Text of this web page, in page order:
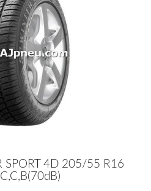
SPORT 4D 205/55 R16